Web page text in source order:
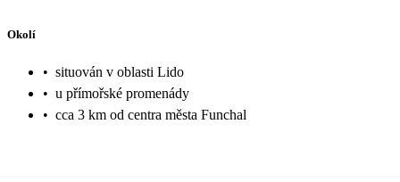
Okolí
• situován v oblasti Lido
• u přímořské promenády
• cca 3 km od centra města Funchal